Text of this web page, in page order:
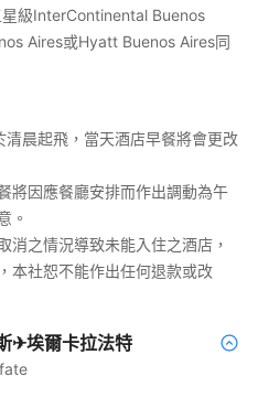
級InterContinental Buenos
Aires或Hyatt Buenos Aires同
清晨起飛，當天酒店早餐將會更改
將因應餐廳安排而作出調動為午
。
消之情況導致未能入住之酒店，
本社恕不能作出任何退款或改
✈埃爾卡拉法特